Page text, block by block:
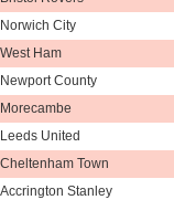
Norwich City
West Ham
Newport County
Morecambe
Leeds United
Cheltenham Town
Accrington Stanley